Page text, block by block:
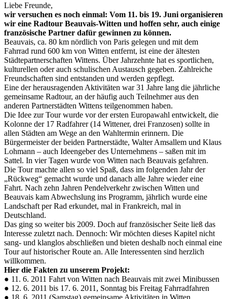
Liebe Freunde,
wir versuchen es noch einmal: Vom 11. bis 19. Juni organisieren
wir eine Radtour Beauvais-Witten und hoffen sehr, auch einige
französische Partner dafür gewinnen zu können.
Beauvais, ca. 80 km nördlich von Paris gelegen und mit dem
Fahrrad rund 600 km von Witten entfernt, ist eine der ältesten
Städtepartnerschaften Wittens. Über Jahrzehnte hat es sportlichen,
kulturellen oder auch schulischen Austausch gegeben. Zahlreiche
Freundschaften sind entstanden und werden gepflegt.
Eine der herausragenden Aktivitäten war 31 Jahre lang die jährliche
gemeinsame Radtour, an der häufig auch Teilnehmer aus den
anderen Partnerstädten Wittens teilgenommen haben.
Die Idee zur Tour wurde vor der ersten Europawahl entwickelt, die
Kolonne der 17 Radfahrer (14 Wittener, drei Franzosen) sollte in
allen Städten am Wege an den Wahltermin erinnern. Die
Bürgermeister der beiden Partnerstädte, Walter Amsallem und Klaus
Lohmann – auch Ideengeber des Unternehmens – saßen mit im
Sattel. In vier Tagen wurde von Witten nach Beauvais gefahren.
Die Tour machte allen so viel Spaß, dass im folgenden Jahr der
„Rückweg“ gemacht wurde und danach alle Jahre wieder eine
Fahrt. Nach zehn Jahren Pendelverkehr zwischen Witten und
Beauvais kam Abwechslung ins Programm, jährlich wurde eine
Landschaft per Rad erkundet, mal in Frankreich, mal in
Deutschland.
Das ging so weiter bis 2009. Doch auf französischer Seite ließ das
Interesse zuletzt nach. Dennoch: Wir möchten dieses Kapitel nicht
sang- und klanglos abschließen und bieten deshalb noch einmal eine
Tour auf historischer Route an. Alle Interessenten sind herzlich
willkommen.
Hier die Fakten zu unserem Projekt:
● 11. 6. 2011 Fahrt von Witten nach Beauvais mit zwei Minibussen
● 12. 6. 2011 bis 17. 6. 2011, Sonntag bis Freitag Fahrradfahren
● 18. 6. 2011 (Samstag) gemeinsame Aktivitäten in Witten